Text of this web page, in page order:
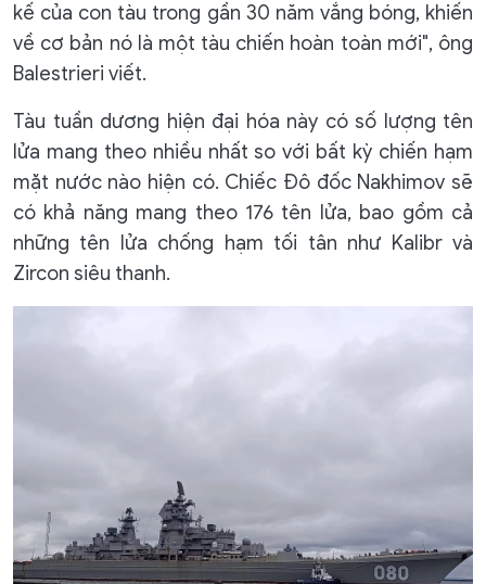
kế của con tàu trong gần 30 năm vắng bóng, khiến
về cơ bản nó là một tàu chiến hoàn toàn mới", ông
Balestrieri viết.
Tàu tuần dương hiện đại hóa này có số lượng tên
lửa mang theo nhiều nhất so với bất kỳ chiến hạm
mặt nước nào hiện có. Chiếc Đô đốc Nakhimov sẽ
có khả năng mang theo 176 tên lửa, bao gồm cả
những tên lửa chống hạm tối tân như Kalibr và
Zircon siêu thanh.